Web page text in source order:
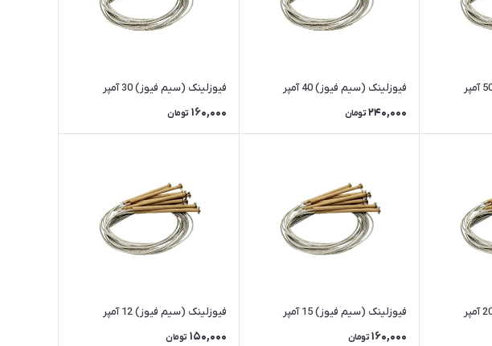
فیوزلینک (سیم فیوز) 40 آمپر
240,000 تومان
فیوزلینک (سیم فیوز) 30 آمپر
160,000 تومان
فیوزلینک (سیم فیوز) 15 آمپر
160,000 تومان
فیوزلینک (سیم فیوز) 12 آمپر
150,000 تومان